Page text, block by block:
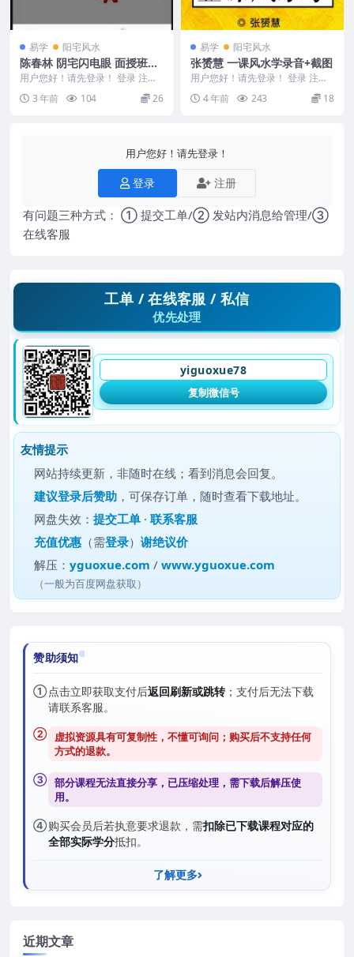
易学 阳宅风水
陈春林 阴宅闪电眼 面授班全
程录像35集
用户您好！请先登录！ 登录 注册
陈春林阴宅闪电眼｜面授班全程录
像35集教材pd...
3 年前 104 26
易学 阳宅风水
张赟慧 一课风水学录音+截图
用户您好！请先登录！ 登录 注册
张赟慧 一课风水学 Y2302-66 风水
不仅...4 年前 243 18
用户您好！请先登录！
登录 注册
有问题三种方式： ① 提交工单/② 发站内消息给管理/③
在线客服
工单 / 在线客服 / 私信
优先处理
yiguoxue78
复制微信号
友情提示
网站持续更新，非随时在线；看到消息会回复。
建议登录后赞助 ，可保存订单，随时查看下载地址。
网盘失效：提交工单 ·联系客服
充值优惠 （需登录）谢绝议价
解压：yguoxue.com /www.yguoxue.com
（一般为百度网盘获取）
赞助须知
①点击立即获取支付后返回刷新或跳转；支付后无法下载
请联系客服。
② 虚拟资源具有可复制性，不懂可询问；购买后不支持任何
方式的退款。
③ 部分课程无法直接分享，已压缩处理，需下载后解压使
用。
④购买会员后若执意要求退款，需扣除已下载课程对应的
全部实际学分抵扣。
了解更多
近期文章